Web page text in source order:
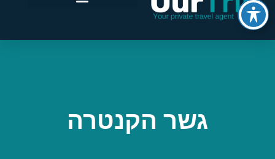
גשר הקנטרה